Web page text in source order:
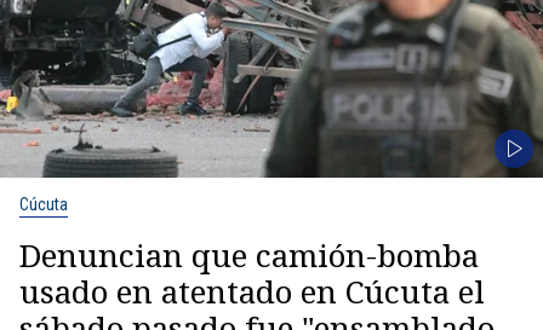
Cúcuta
Denuncian que camión-bomba
usado en atentado en Cúcuta el